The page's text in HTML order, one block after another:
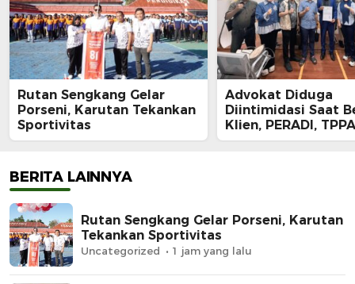
Rutan Sengkang Gelar
Porseni, Karutan Tekankan
Sportivitas
Advokat Diduga
Diintimidasi Saat
Klien, PERADI,
IKADIN Kompak
BERITA LAINNYA
Rutan Sengkang Gelar Porseni, Karutan
Tekankan Sportivitas
Uncategorized 1 jam yang lalu